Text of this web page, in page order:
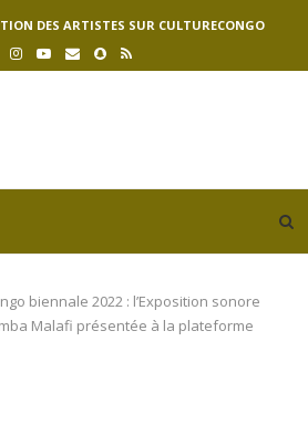
DES ARTISTES SUR CULTURECONGO
biennale 2022 : l’Exposition sonore
Malafi présentée à la plateforme